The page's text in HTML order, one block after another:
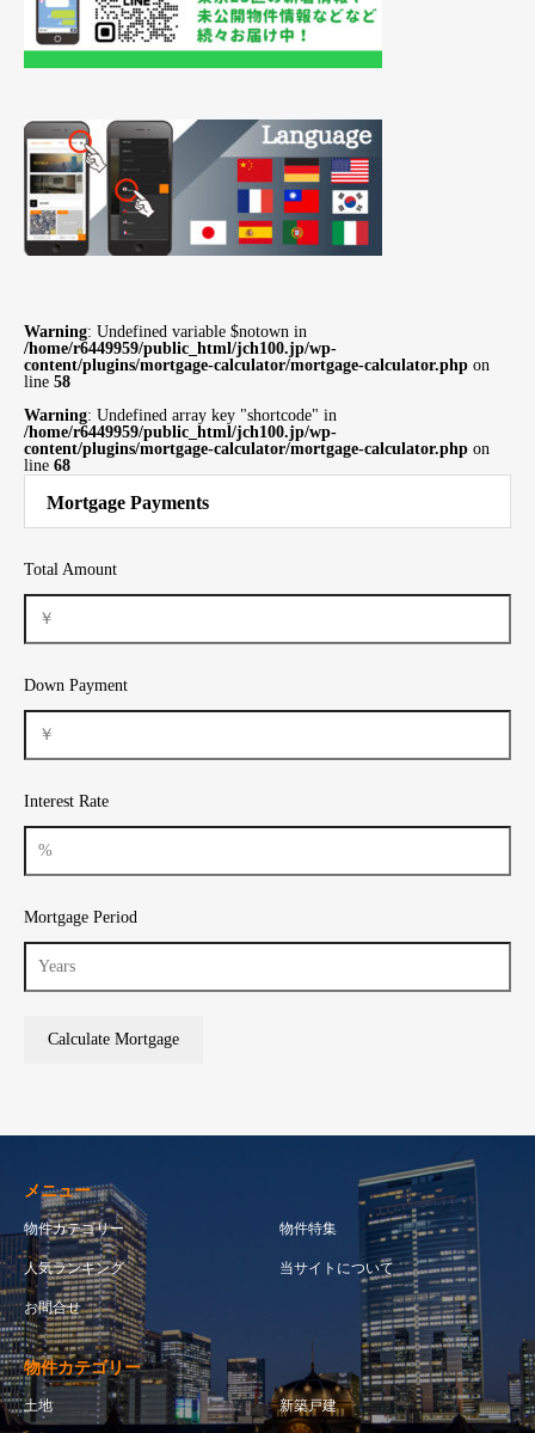
Warning: Undefined variable $notown in
/home/r6449959/public_html/jch100.jp/wp-
content/plugins/mortgage-calculator/mortgage-calculator.php on
line 58
Warning: Undefined array key "shortcode" in
/home/r6449959/public_html/jch100.jp/wp-
content/plugins/mortgage-calculator/mortgage-calculator.php on
line 68
Mortgage Payments
Total Amount
Down Payment
Interest Rate
Mortgage Period
メニュー
物件カテゴリー 物件特集
人気ランキング 当サイトについて
お問合せ
物件カテゴリー
土地 新築戸建